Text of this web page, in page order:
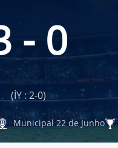
- 0
(İY : 2-0)
Municipal 22 de Junho